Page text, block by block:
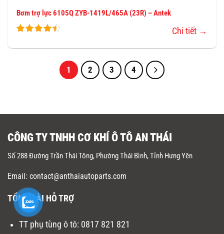
Bơm trợ lực 6105Q ZYB-1419L/465A (23R) – Antek
Chi tiết →
1 2 3 4
CÔNG TY TNHH CƠ KHÍ Ô TÔ AN THÁI
Số 288 Đường Trần Thái Tông, Phường Thái Bình, Tỉnh Hưng Yên
Email: contact@anthaiautoparts.com
TỔNG ĐÀI HỖ TRỢ
TT phụ tùng ô tô: 0817 821 821